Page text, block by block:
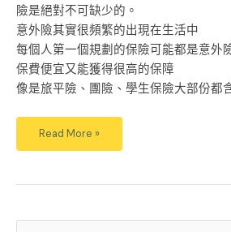
險是絕對不可缺少的。
意外險其實很頻繁的出現在生活中
每個人第一個規劃的保險可能都是意外
保費便宜又能獲得很高的保障
像是旅平險、團險、學生保險大部份都
Read More »